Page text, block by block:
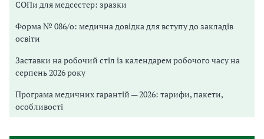
СОПи для медсестер: зразки
Форма № 086/о: медична довідка для вступу до закладів
освіти
Заставки на робочий стіл із календарем робочого часу на
серпень 2026 року
Програма медичних гарантій — 2026: тарифи, пакети,
особливості